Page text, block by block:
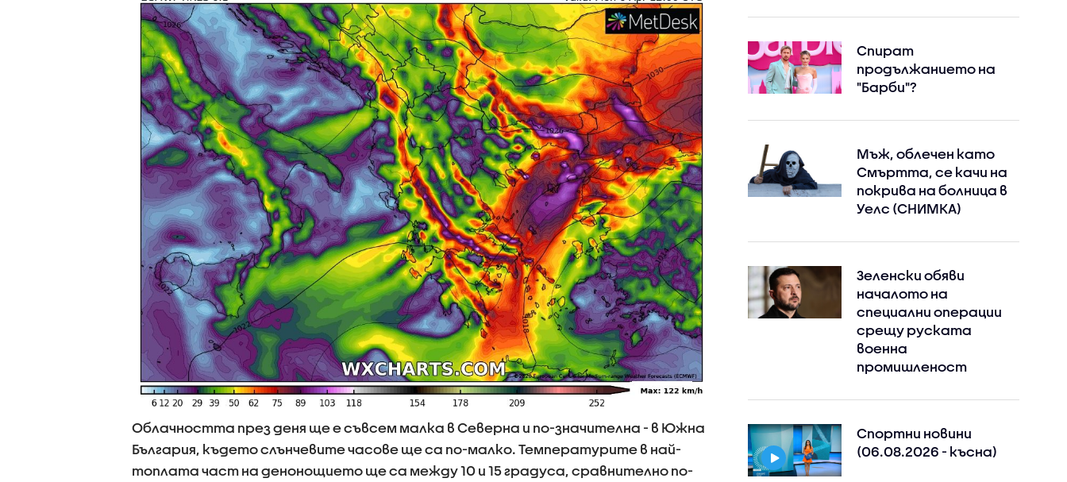
Облачността през деня ще е съвсем малка в Северна и по-значителна - в Южна
България, където слънчевите часове ще са по-малко. Температурите в най-
топлата част на денонощието ще са между 10 и 15 градуса, сравнително по-
Спират
продължанието на
"Барби"?
Мъж, облечен като
Смъртта, се качи на
покрива на болница в
Уелс (СНИМКА)
Зеленски обяви
началото на
специални операции
срещу руската
военна
промишленост
Спортни новини
(06.08.2026 - късна)